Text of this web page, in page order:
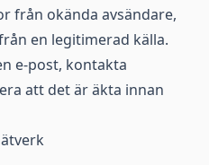
från okända avsändare,
en legitimerad källa.
e-post, kontakta
att det är äkta innan